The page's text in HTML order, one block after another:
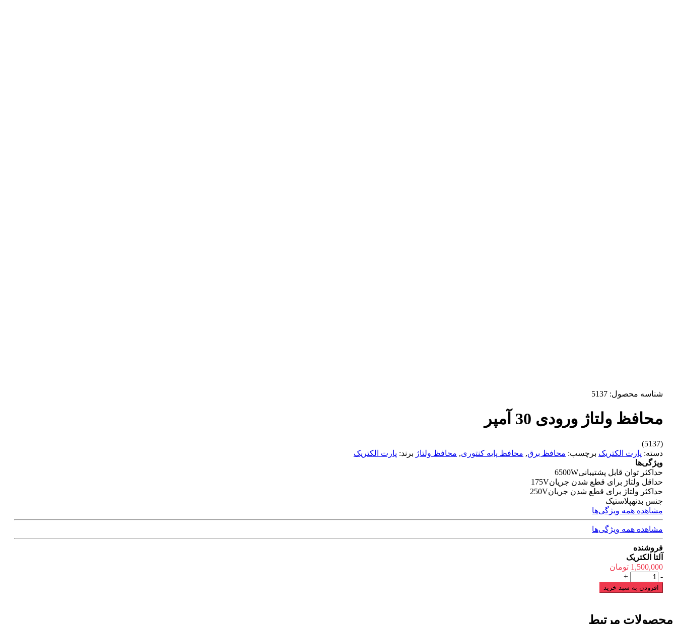
شناسه محصول: 5137
محافظ ولتاژ ورودی 30 آمپر
(5137)
دسته: پارت الکتریک برچسب: محافظ برق, محافظ پایه کنتوری, محافظ ولتاژ برند: پارت الکتریک
ویژگی‌ها
حداکثر توان قابل پشتیبانی6500W
حداقل ولتاژ برای قطع شدن جریان175V
حداکثر ولتاژ برای قطع شدن جریان250V
جنس بدنهپلاستیک
مشاهده همه ویژگی‌ها
مشاهده همه ویژگی‌ها
فروشنده
آلتا الکتریک
1,500,000 تومان
محافظ
ولتاژ
ورودی
-
+
افزودن به سبد خرید
محصولات مرتبط